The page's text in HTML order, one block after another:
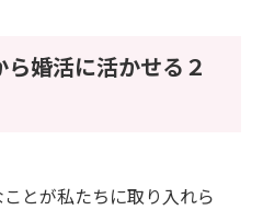
婚活に活かせる２
とが私たちに取り入れら